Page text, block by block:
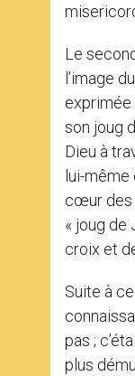
Le
l’image
exprimée
son joug
Dieu à
lui-
cœur des
« joug de
croix et
Suite à
pas ;
plus